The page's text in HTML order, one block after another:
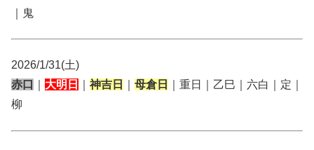
｜鬼
2026/1/31(土)
赤口
大明日 神吉日 母倉日
｜重日｜乙巳｜六白｜定｜
柳